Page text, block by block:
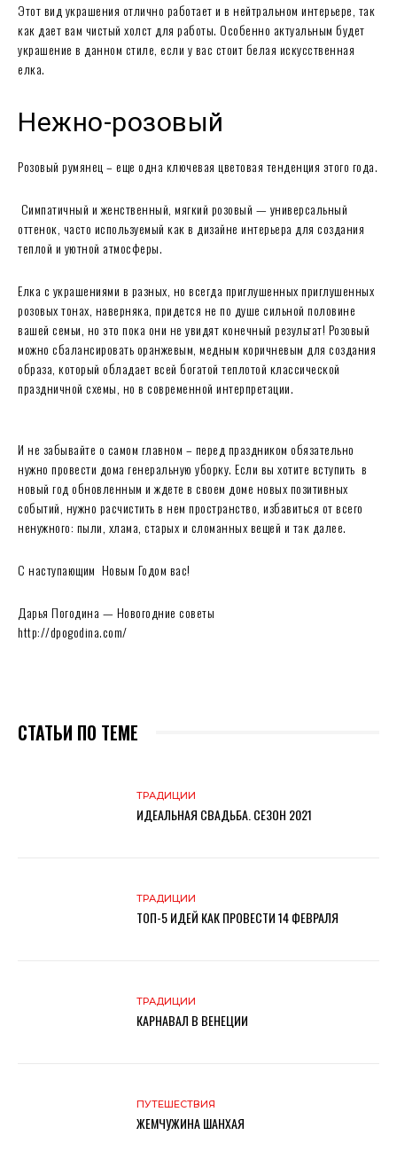
Этот вид украшения отлично работает и в нейтральном интерьере, так
как дает вам чистый холст для работы. Особенно актуальным будет
украшение в данном стиле, если у вас стоит белая искусственная
елка.
Нежно-розовый
Розовый румянец – еще одна ключевая цветовая тенденция этого года.
Симпатичный и женственный, мягкий розовый — универсальный
оттенок, часто используемый как в дизайне интерьера для создания
теплой и уютной атмосферы.
Елка с украшениями в разных, но всегда приглушенных приглушенных
розовых тонах, наверняка, придется не по душе сильной половине
вашей семьи, но это пока они не увидят конечный результат! Розовый
можно сбалансировать оранжевым, медным коричневым для создания
образа, который обладает всей богатой теплотой классической
праздничной схемы, но в современной интерпретации.
И не забывайте о самом главном – перед праздником обязательно
нужно провести дома генеральную уборку. Если вы хотите вступить в
новый год обновленным и ждете в своем доме новых позитивных
событий, нужно расчистить в нем пространство, избавиться от всего
ненужного: пыли, хлама, старых и сломанных вещей и так далее.
С наступающим Новым Годом вас!
Дарья Погодина — Новогодние советы
http://dpogodina.com/
СТАТЬИ ПО ТЕМЕ
ТРАДИЦИИ
ИДЕАЛЬНАЯ СВАДЬБА. СЕЗОН 2021
ТРАДИЦИИ
ТОП-5 ИДЕЙ КАК ПРОВЕСТИ 14 ФЕВРАЛЯ
ТРАДИЦИИ
КАРНАВАЛ В ВЕНЕЦИИ
ПУТЕШЕСТВИЯ
ЖЕМЧУЖИНА ШАНХАЯ